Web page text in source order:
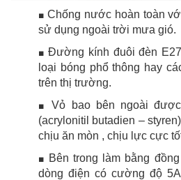
■ Chống nước hoàn toàn
sử dụng ngoài trời mưa gió.
■Đường kính đuôi đèn
loại bóng phổ thông hay
trên thị trường.
■Vỏ bao bên ngoài
(acrylonitil butadien –
chịu ăn mòn , chịu lực cực
■ Bên trong làm bằng
dòng điện có cường độ